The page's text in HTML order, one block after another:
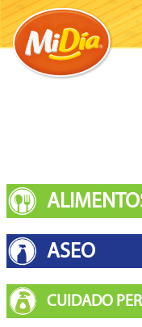
Pasar al contenido
ASEO
CUIDADO